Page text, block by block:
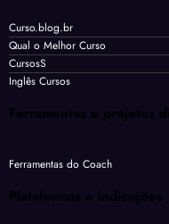
Curso.blog.br
Qual o Melhor Curso
CursosS
Inglês Cursos
Ferramentas e projetos
Ferramentas do Coach
Plataformas e indicações